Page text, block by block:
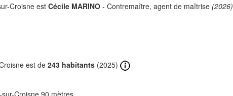
Croisne est Cécile MARINO - Contremaître, agent de maîtrise (2026)
est de 243 habitants (2025)
Croisne 90 mètres.